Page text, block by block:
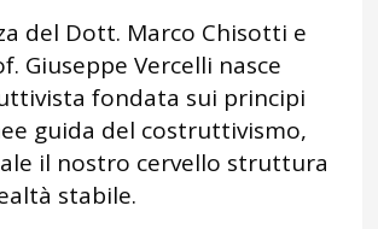
del Dott. Marco Chisotti e
Giuseppe Vercelli nasce
fondata sui principi
guida del costruttivismo,
il nostro cervello struttura
stabile.